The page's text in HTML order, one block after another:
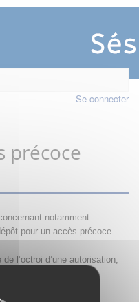
Se connecter
précoce
notamment :
pour un accès précoce
l’octroi d’une autorisation,
ou d’un retrait d'accès